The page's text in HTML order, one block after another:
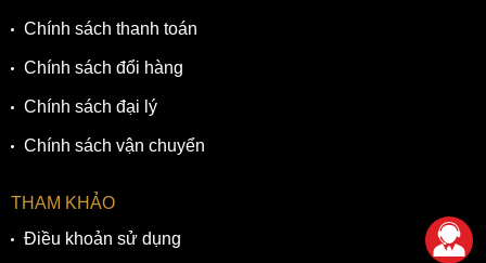
Chính sách thanh toán
Chính sách đổi hàng
Chính sách đại lý
Chính sách vận chuyển
THAM KHẢO
Điều khoản sử dụng